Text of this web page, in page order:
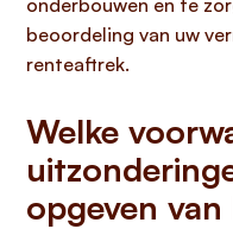
onderbouwen en te
beoordeling van uw
renteaftrek.
Welke
opgeven